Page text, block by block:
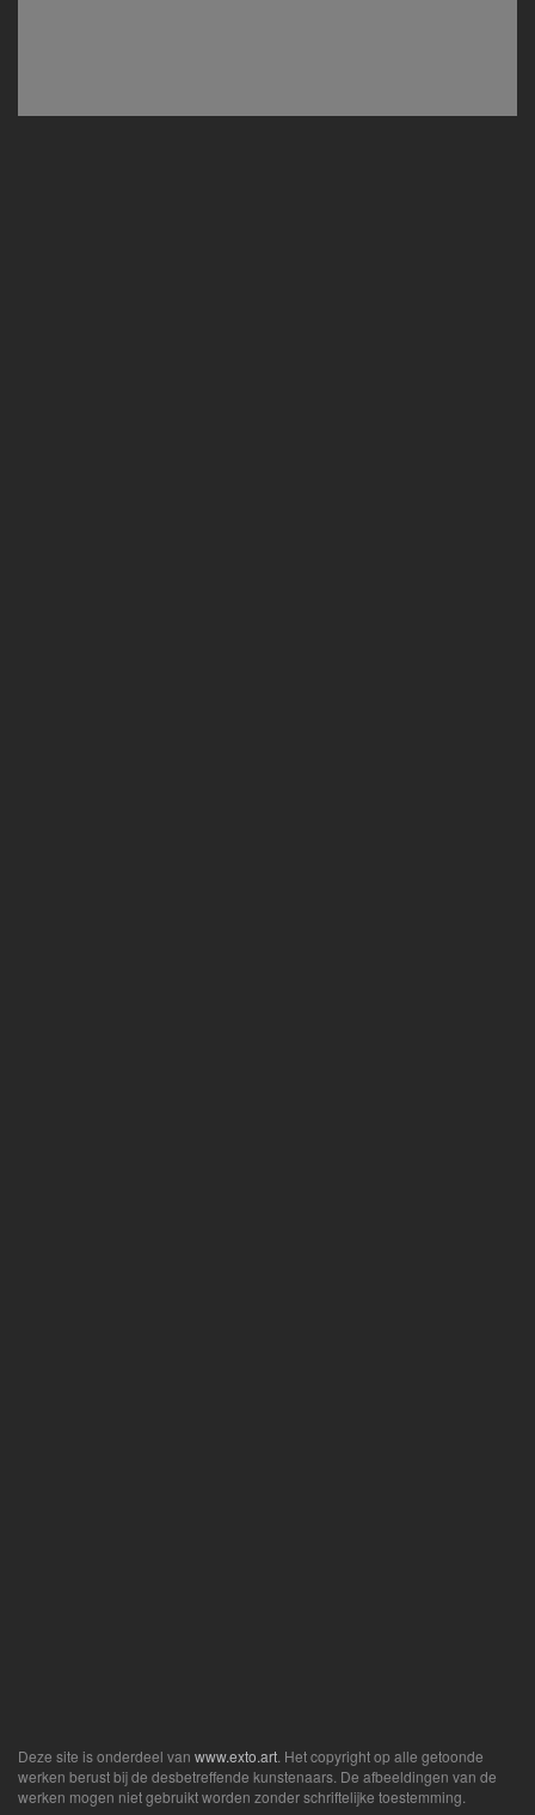
Deze site is onderdeel van www.exto.art . Het copyright op alle getoonde
werken berust bij de desbetreffende kunstenaars. De afbeeldingen van de
werken mogen niet gebruikt worden zonder schriftelijke toestemming.